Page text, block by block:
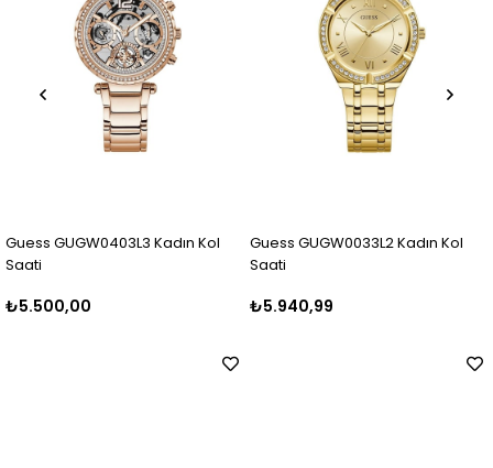
Kadın Kol
Guess GUGW0033L2 Kadın Kol
Guess